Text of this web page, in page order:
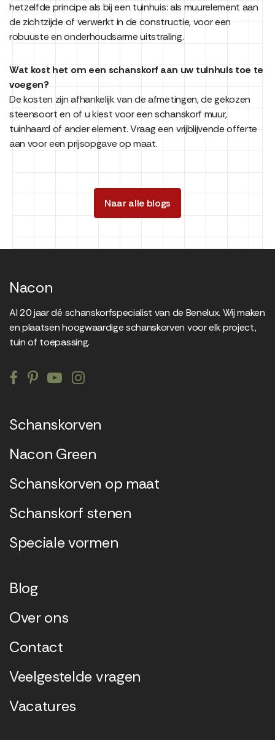
hetzelfde principe als bij een tuinhuis: als muurelement aan
de zichtzijde of verwerkt in de constructie, voor een
robuuste en onderhoudsarme uitstraling.
Wat kost het om een schanskorf aan uw tuinhuis toe te
voegen?
De kosten zijn afhankelijk van de afmetingen, de gekozen
steensoort en of u kiest voor een schanskorf muur,
tuinhaard of ander element. Vraag een vrijblijvende offerte
aan voor een prijsopgave op maat.
Naar alle blogs
Nacon
Al 20 jaar dé schanskorfspecialist van de Benelux. Wij maken
en plaatsen hoogwaardige schanskorven voor elk project,
tuin of toepassing.
Schanskorven
Nacon Green
Schanskorven op maat
Schanskorf stenen
Speciale vormen
Blog
Over ons
Contact
Veelgestelde vragen
Vacatures